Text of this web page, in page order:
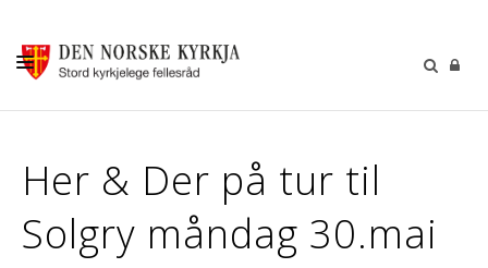
GUDSTENESTER
DÅP VIGSEL GRAVFERD
BARN OG UNGDOM
Her & Der på tur til
Solgry måndag 30.mai